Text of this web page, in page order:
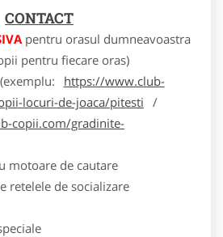
CONTACT
pentru orasul dumneavoastra
pentru fiecare oras)
https://www.club-
locuri-de-joaca/pitesti /
copii.com/gradinite-
motoare de cautare
retelele de socializare